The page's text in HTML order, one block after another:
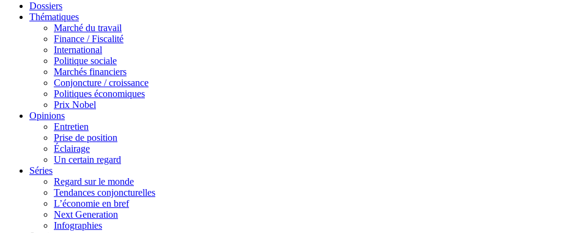
Dossiers
Thématiques
Marché du travail
Finance / Fiscalité
International
Politique sociale
Marchés financiers
Conjoncture / croissance
Politiques économiques
Prix Nobel
Opinions
Entretien
Prise de position
Éclairage
Un certain regard
Séries
Regard sur le monde
Tendances conjoncturelles
L’économie en bref
Next Generation
Infographies